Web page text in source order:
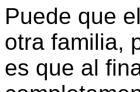
Puede que
otra familia,
es que al